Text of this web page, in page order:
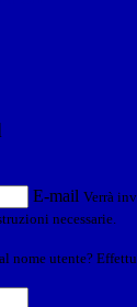
E-mail Verrà
necessarie.
nome utente?